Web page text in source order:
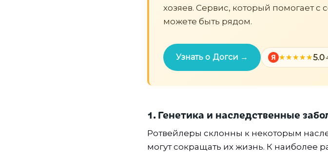
хозяев. Сервис, который помогает
можете быть рядом.
Узнать о Догси → Я 5.0·
1. Генетика и наследственные
Ротвейлеры склонны к некоторым
могут сокращать их жизнь. К наиболее